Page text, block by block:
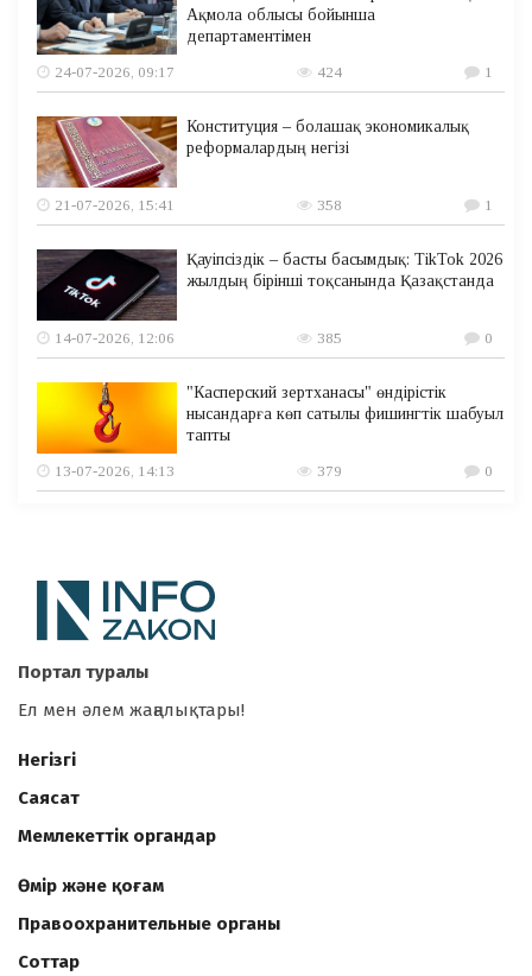
Ақмола облысы бойынша
департаментімен
24-07-2026, 09:17
424 1
Конституция – болашақ экономикалық
реформалардың негізі
21-07-2026, 15:41 358 1
Қауіпсіздік – басты басымдық: TikTok 2026
жылдың бірінші тоқсанында Қазақстанда
14-07-2026, 12:06 385 0
"Касперский зертханасы" өндірістік
нысандарға көп сатылы фишингтік шабуыл
тапты
13-07-2026, 14:13
379 0
Портал туралы
Ел мен әлем жаңалықтары!
Негізгі
Саясат
Мемлекеттік органдар
Өмір және қоғам
Правоохранительные органы
Соттар